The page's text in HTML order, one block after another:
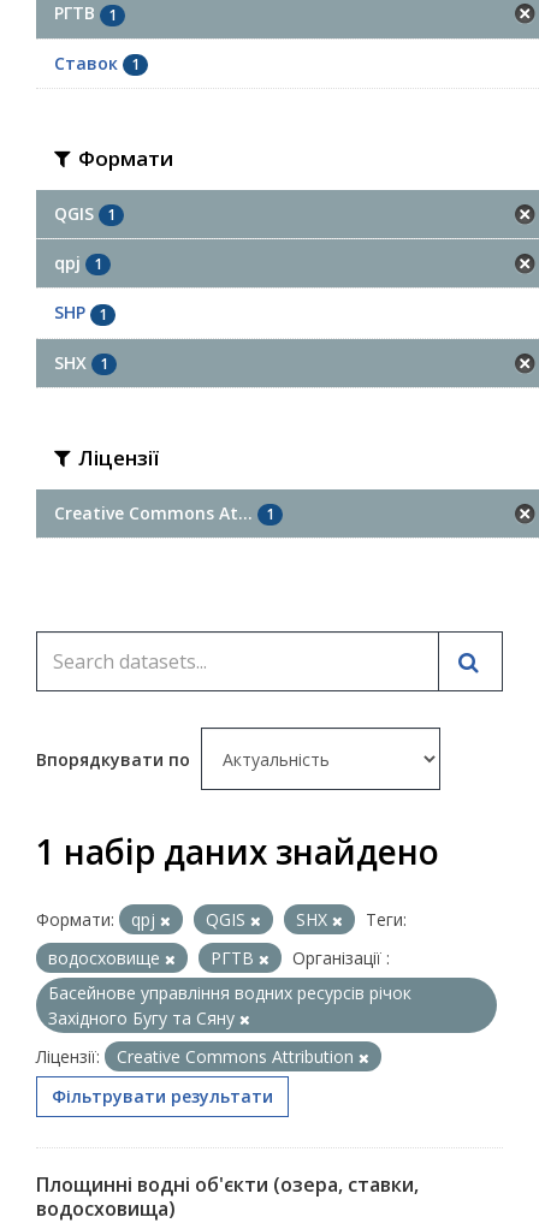
РГТВ 1
Ставок 1
Формати
QGIS 1
qpj 1
SHP 1
SHX 1
Ліцензії
Creative Commons At... 1
Впорядкувати по
1 набір даних знайдено
Формати: qpj QGIS SHX
Теги:
водосховище
РГТВ
Організації :
Басейнове управління водних ресурсів річок
Західного Бугу та Сяну
Ліцензії:
Creative Commons Attribution
Фільтрувати результати
Площинні водні об'єкти (озера, ставки,
водосховища)